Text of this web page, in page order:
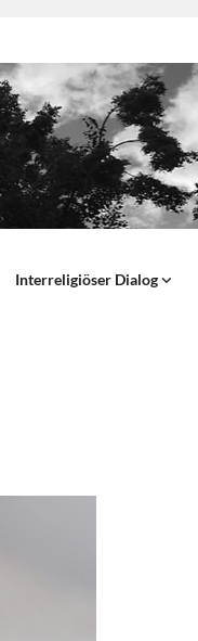
Interreligiöser Dialog